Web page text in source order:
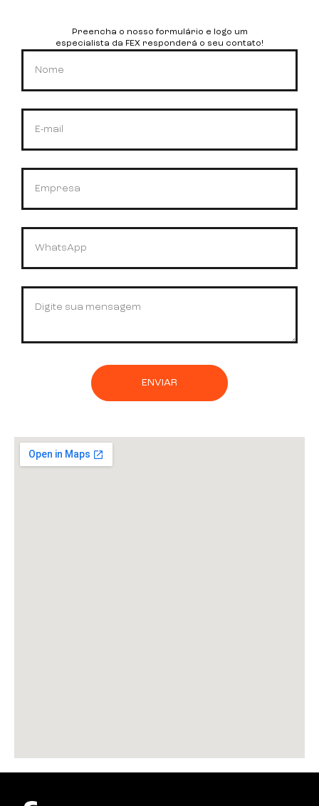
Preencha o nosso formulário e logo um
especialista da FEX responderá o seu contato!
ENVIAR